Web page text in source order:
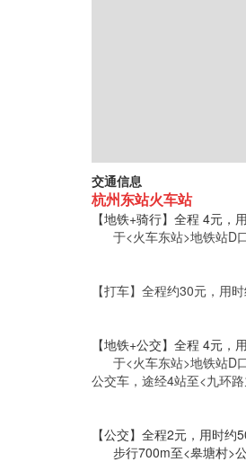
交通信息
杭州东站火车站
【地铁+骑行】全程 4元，
于<火车东站>地铁站D口
【打车】全程约30元，用
【地铁+公交】全程 4元，
于<火车东站>地铁站D口
公交车，途经4站至<九环
【公交】全程2元，用时约
步行700m至<皋塘村>公